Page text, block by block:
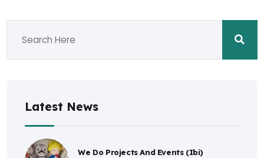
Latest News
We Do Projects And Events (Ibi)